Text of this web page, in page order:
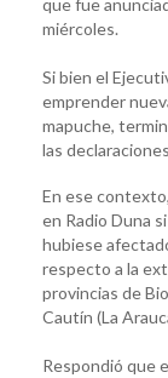
miércoles.
Si bien el
emprender
mapuche,
las
En ese
en Radio Duna
hubiese
respecto a la
provincias de
Cautín (La
Respondió que